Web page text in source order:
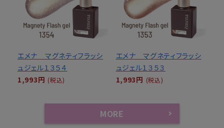
エメナ マグネティフラッシ
ュジェル１３５４
1,993円 (税込)
エメナ マグネティフラッシ
ュジェル１３５３
1,993円 (税込)
MORE